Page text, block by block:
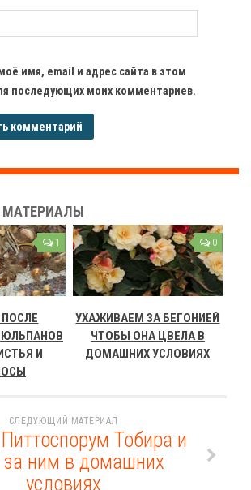
имя, email и адрес сайта в этом
последующих моих комментариев.
1
И
0
УХАЖИВАЕМ ЗА БЕГОНИЕЙ
ЧТОБЫ ОНА ЦВЕЛА В
ДОМАШНИХ УСЛОВИЯХ
СЛЕДУЮЩИЙ МАТЕРИАЛ
Тобира и
за ним в домашних
условиях